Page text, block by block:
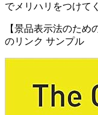
でメリハリをつけて
【景品表示法のた
のリンク サンプル